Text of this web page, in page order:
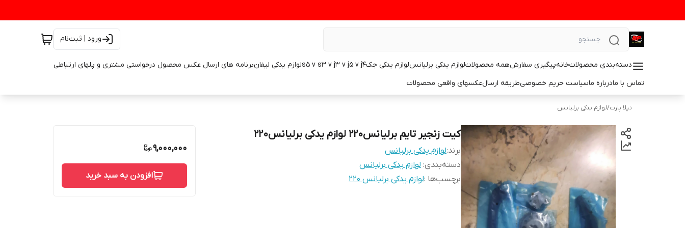
ورود | ثبت‌نام
دسته‌بندی محصولاتخانهپیگیری سفارشهمه محصولاتلوازم یدکی برلیانسلوازم یدکی جکs5 v s3 v j3 v j5 v j4 لوازم یدکی لیفانبرنامه های ارسال عکس محصول درخواستی مشتری و پلهای ارتباطی
تماس با مادرباره ماسیاست حریم خصوصیطریقه ارسالعکسهای واقعی محصولات
نیلا پارت/لوازم یدکی برلیانس
کیت زنجیر تایم برلیانس۲۲۰ لوازم یدکی برلیانس۲۲۰
برند:لوازم یدکی برلیانس
دسته‌بندی: لوازم یدکی برلیانس
برچسب‌ها :لوازم یدکی برلیانس ۲۲۰
9,000,000
افزودن به سبد خرید